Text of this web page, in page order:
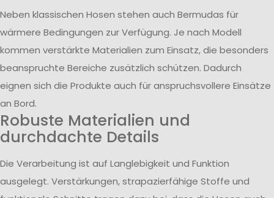
Neben klassischen Hosen stehen auch Bermudas für
wärmere Bedingungen zur Verfügung. Je nach Modell
kommen verstärkte Materialien zum Einsatz, die besonders
beanspruchte Bereiche zusätzlich schützen. Dadurch
eignen sich die Produkte auch für anspruchsvollere Einsätze
an Bord.
Robuste Materialien und
durchdachte Details
Die Verarbeitung ist auf Langlebigkeit und Funktion
ausgelegt. Verstärkungen, strapazierfähige Stoffe und